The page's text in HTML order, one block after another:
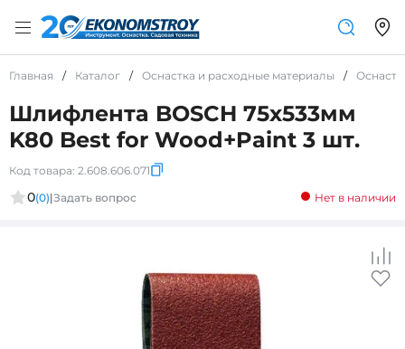
Главная / Каталог / Оснастка и расходные материалы /
Шлифлента BOSCH 75x533мм
K80 Best for Wood+Paint 3 шт.
Код товара: 2.608.606.071
0(0)|Задать вопрос Нет в наличии